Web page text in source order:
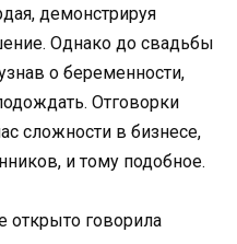
демонстрируя
Однако до свадьбы
о беременности,
Отговорки
сложности в бизнесе,
и тому подобное.
открыто говорила